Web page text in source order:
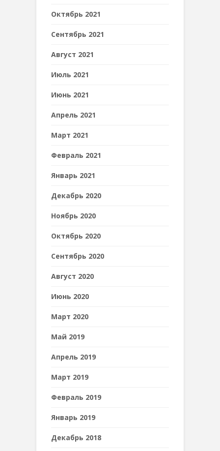
Октябрь 2021
Сентябрь 2021
Август 2021
Июль 2021
Июнь 2021
Апрель 2021
Март 2021
Февраль 2021
Январь 2021
Декабрь 2020
Ноябрь 2020
Октябрь 2020
Сентябрь 2020
Август 2020
Июнь 2020
Март 2020
Май 2019
Апрель 2019
Март 2019
Февраль 2019
Январь 2019
Декабрь 2018